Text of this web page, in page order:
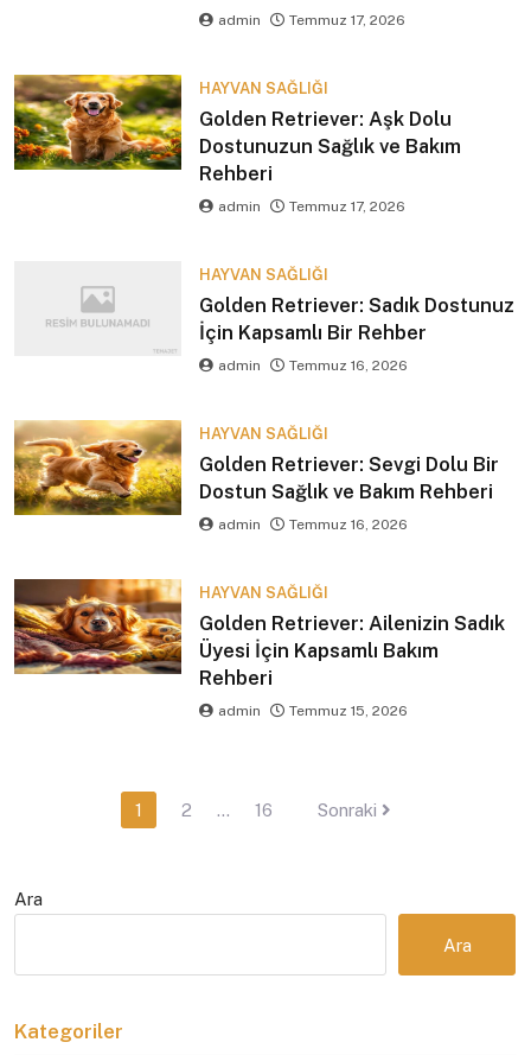
admin Temmuz 17, 2026
HAYVAN SAĞLIĞI
Golden Retriever: Aşk Dolu
Dostunuzun Sağlık ve Bakım
Rehberi
admin Temmuz 17, 2026
HAYVAN SAĞLIĞI
Golden Retriever: Sadık Dostunuz
İçin Kapsamlı Bir Rehber
admin Temmuz 16, 2026
HAYVAN SAĞLIĞI
Golden Retriever: Sevgi Dolu Bir
Dostun Sağlık ve Bakım Rehberi
admin Temmuz 16, 2026
HAYVAN SAĞLIĞI
Golden Retriever: Ailenizin Sadık
Üyesi İçin Kapsamlı Bakım
Rehberi
admin Temmuz 15, 2026
1 2 … 16 Sonraki
Ara
Ara
Kategoriler